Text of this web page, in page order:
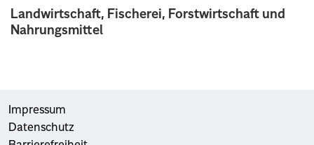
Landwirtschaft, Fischerei, Forstwirtschaft und
Nahrungsmittel
Impressum
Datenschutz